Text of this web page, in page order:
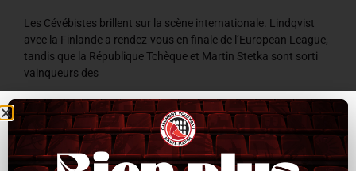
Les Cévébistes brillent sur la scène internationale. Lindqvist
avec la Finlande a rendez-vous en finale de l’European League,
tandis que la République Tchèque et Martin Stetka sont sorti
vainqueurs des
LIRE LA SUITE »
8 juillet 2026 9 h 59 min